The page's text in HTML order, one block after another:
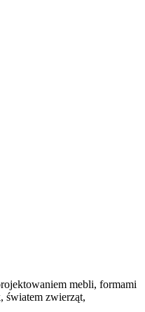
mebli, formami
światem zwierząt,